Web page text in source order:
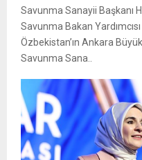
Savunma Sanayii Başkanı
Savunma Bakan
Özbekistan’ın Ankara
Savunma Sana..